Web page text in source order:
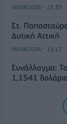
06/08/2026 - 15:33
Στ.
Δυτική Αττική
06/08/2026 - 15:17
Συνάλλαγμα:
1,1541